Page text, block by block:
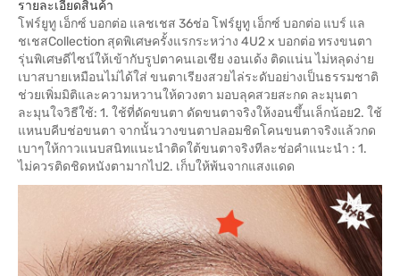
รายละเอียดสินค้า
โฟร์ยูทู เอ็กซ์ บอกต่อ แลชเชส 36ช่อ โฟร์ยูทู เอ็กซ์ บอกต่อ แบร์ แล
ชเชสCollection สุดพิเศษครั้งแรกระหว่าง 4U2 x บอกต่อ ทรงขนตา
รุ่นพิเศษดีไซน์ให้เข้ากับรูปตาคนเอเชีย งอนเด้ง ติดแน่น ไม่หลุดง่าย
เบาสบายเหมือนไม่ได้ใส่ ขนตาเรียงสวยไล่ระดับอย่างเป็นธรรมชาติ
ช่วยเพิ่มมิติและความหวานให้ดวงตา มอบลุคสวยสะกด ละมุนตา
ละมุนใจวิธีใช้: 1. ใช้ที่ดัดขนตา ดัดขนตาจริงให้งอนขึ้นเล็กน้อย2. ใช้
แหนบคีบช่อขนตา จากนั้นวางขนตาปลอมชิดโคนขนตาจริงแล้วกด
เบาๆให้กาวแนบสนิทแนะนำติดใต้ขนตาจริงทีละช่อคำแนะนำ : 1.
ไม่ควรติดชิดหนังตามากไป2. เก็บให้พ้นจากแสงแดด